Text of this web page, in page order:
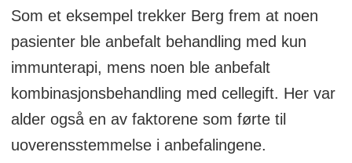
Som et eksempel trekker Berg frem at noen
pasienter ble anbefalt behandling med kun
immunterapi, mens noen ble anbefalt
kombinasjonsbehandling med cellegift. Her var
alder også en av faktorene som førte til
uoverensstemmelse i anbefalingene.